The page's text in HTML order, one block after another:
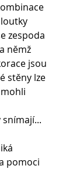
zespoda
němž
jsou
stěny lze
pomoci